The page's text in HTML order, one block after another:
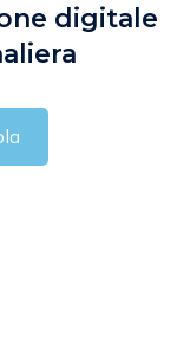
digitale